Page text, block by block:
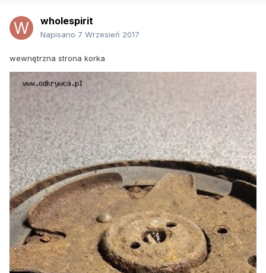
wholespirit
Napisano 7 Wrzesień 2017
wewnętrzna strona korka